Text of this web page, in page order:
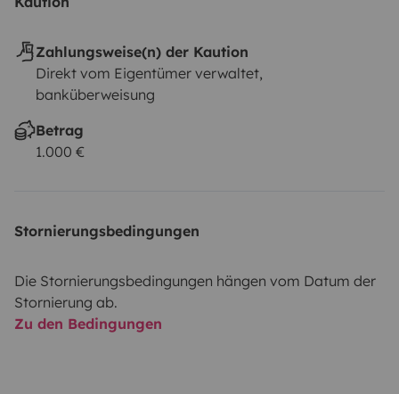
Zahlungsweise(n) der Kaution
Direkt vom Eigentümer verwaltet,
banküberweisung
Betrag
1.000 €
Stornierungsbedingungen
Die Stornierungsbedingungen hängen vom Datum der
Stornierung ab.
Zu den Bedingungen